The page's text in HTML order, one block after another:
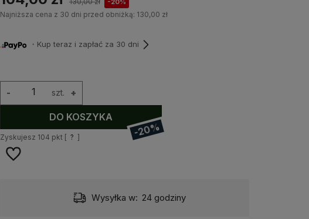
-20%
Najniższa cena z 30 dni przed obniżką: 130,00 zł
・Kup teraz i zapłać za 30 dni
szt. +
-
DO KOSZYKA
-20%
Zyskujesz 104 pkt [ ? ]
Wysyłka w: 24 godziny